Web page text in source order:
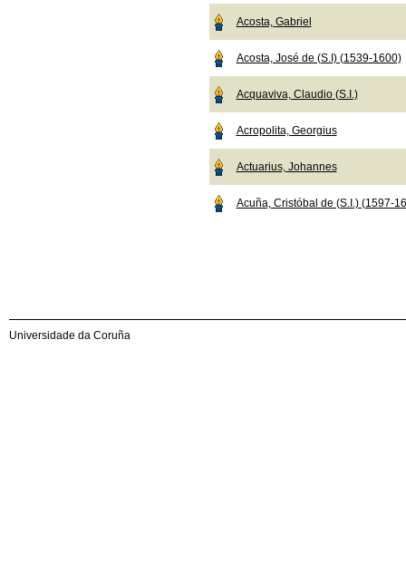
Acosta, Gabriel
Acosta, José de (S.I) (1539-1600)
Acquaviva, Claudio (S.I.)
Acropolita, Georgius
Actuarius, Johannes
Acuña, Cristóbal de (S.I.) (1597-
Universidade da Coruña